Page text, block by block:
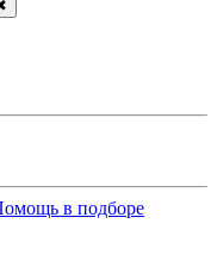
в подборе